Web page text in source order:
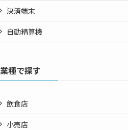
決済端末
自動精算機
業種で探す
飲食店
小売店